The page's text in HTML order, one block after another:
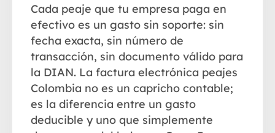
Cada peaje que tu empresa paga en
efectivo es un gasto sin soporte: sin
fecha exacta, sin número de
transacción, sin documento válido para
la DIAN. La factura electrónica peajes
Colombia no es un capricho contable;
es la diferencia entre un gasto
deducible y uno que simplemente